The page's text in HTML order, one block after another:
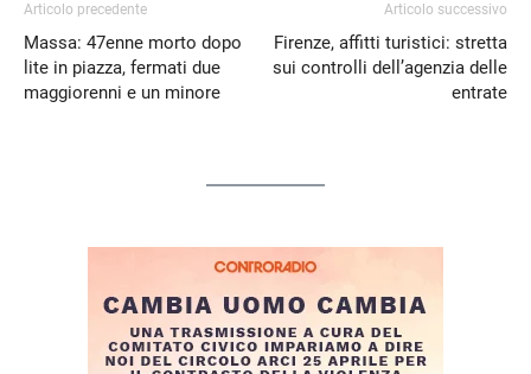
Articolo precedente
Massa: 47enne morto dopo
lite in piazza, fermati due
maggiorenni e un minore
Articolo successivo
Firenze, affitti turistici: stretta
sui controlli dell’agenzia delle
entrate